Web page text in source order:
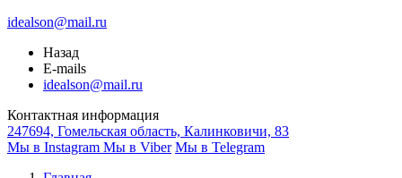
idealson@mail.ru
Назад
E-mails
idealson@mail.ru
Контактная информация
247694, Гомельская область, Калинковичи, 83
Мы в Instagram Мы в Viber Мы в Telegram